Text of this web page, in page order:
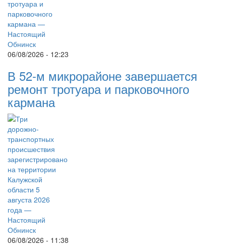
06/08/2026 - 12:23
В 52-м микрорайоне завершается
ремонт тротуара и парковочного
кармана
06/08/2026 - 11:38